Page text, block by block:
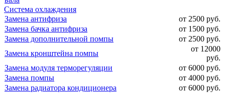
Система охлаждения
Замена антифриза
от 2500 руб.
Замена бачка антифриза
от 1500 руб.
Замена дополнительной помпы
от 2500 руб.
Замена кронштейна помпы
от 12000
руб.
Замена модуля терморегуляции
от 6000 руб.
Замена помпы
от 4000 руб.
Замена радиатора кондиционера
от 6000 руб.